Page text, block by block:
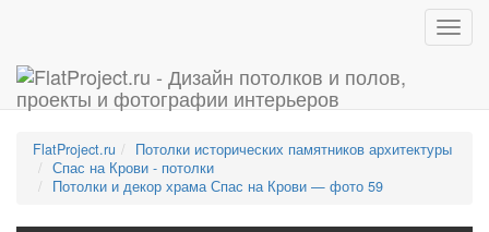
FlatProject.ru
Потолки исторических памятников архитектуры
Спас на Крови - потолки
Потолки и декор храма Спас на Крови — фото 59